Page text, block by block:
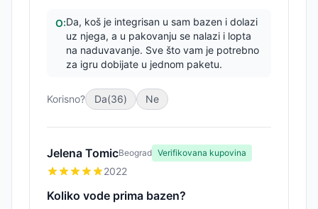
O:Da, koš je integrisan u sam bazen i dolazi
uz njega, a u pakovanju se nalazi i lopta
na naduvavanje. Sve što vam je potrebno
za igru dobijate u jednom paketu.
Korisno? Da(36) Ne
Jelena TomicBeograd Verifikovana kupovina
2022
Koliko vode prima bazen?